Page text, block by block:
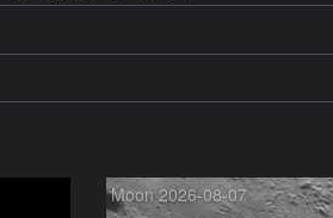
Moon 2026-08-07